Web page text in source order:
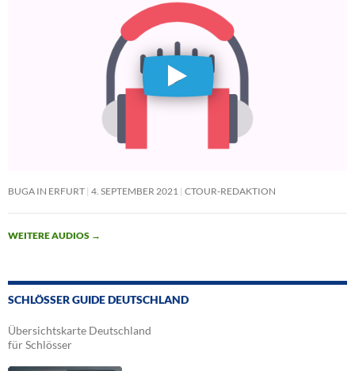
BUGA IN ERFURT 4. SEPTEMBER 2021 CTOUR-REDAKTION
WEITERE AUDIOS →
SCHLÖSSER GUIDE DEUTSCHLAND
Übersichtskarte Deutschland
für Schlösser